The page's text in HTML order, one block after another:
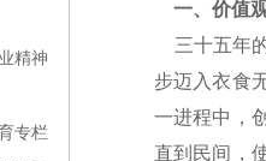
精神
专栏
一、价值
三十五年
步迈入衣食
一进程中，
直到民间，